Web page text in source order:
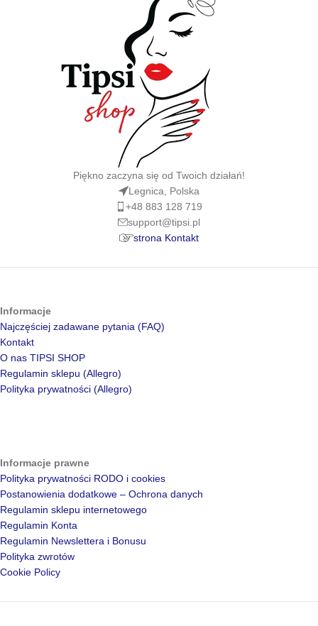
Piękno zaczyna się od Twoich działań!
Legnica, Polska
+48 883 128 719
support@tipsi.pl
strona Kontakt
Informacje
Najczęściej zadawane pytania (FAQ)
Kontakt
O nas TIPSI SHOP
Regulamin sklepu (Allegro)
Polityka prywatności (Allegro)
Informacje prawne
Polityka prywatności RODO i cookies
Postanowienia dodatkowe – Ochrona danych
Regulamin sklepu internetowego
Regulamin Konta
Regulamin Newslettera i Bonusu
Polityka zwrotów
Cookie Policy